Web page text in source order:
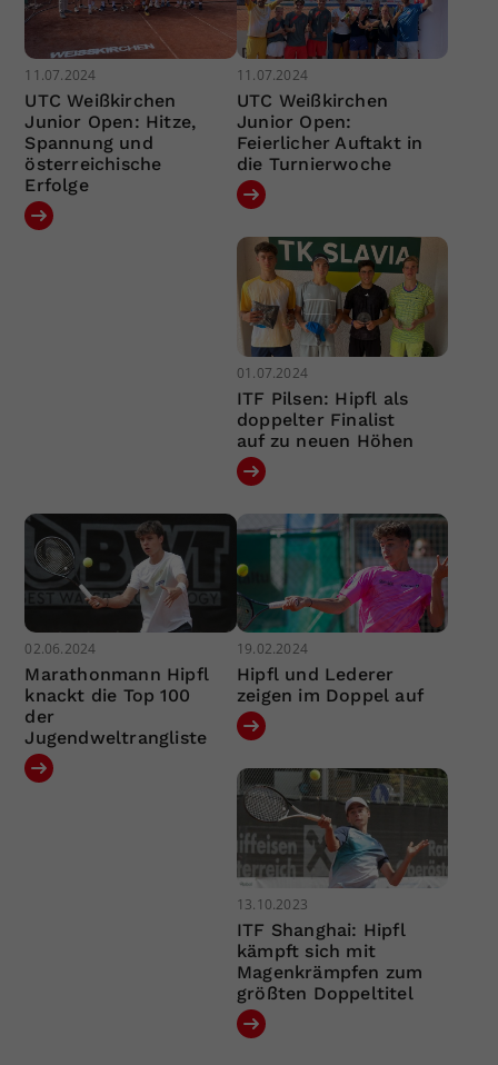
11.07.2024
UTC Weißkirchen
Junior Open: Hitze,
Spannung und
österreichische
Erfolge
11.07.2024
UTC Weißkirchen
Junior Open:
Feierlicher Auftakt in
die Turnierwoche
01.07.2024
ITF Pilsen: Hipfl als
doppelter Finalist
auf zu neuen Höhen
02.06.2024
Marathonmann Hipfl
knackt die Top 100
der
Jugendweltrangliste
19.02.2024
Hipfl und Lederer
zeigen im Doppel auf
13.10.2023
ITF Shanghai: Hipfl
kämpft sich mit
Magenkrämpfen zum
größten Doppeltitel